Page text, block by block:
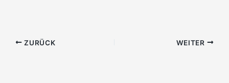
ZURÜCK WEITER